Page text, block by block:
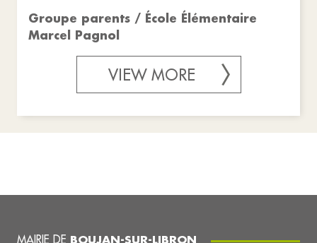
Groupe parents / École Élémentaire
Marcel Pagnol
VIEW MORE
MAIRIE DE BOUJAN-SUR-LIBRON